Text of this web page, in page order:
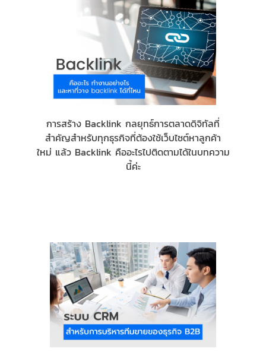
การสร้าง Backlink กลยุทธ์การตลาดดิจิทัลที่
สำคัญสำหรับทุกธุรกิจที่ต้องใช้เว็บไซต์หาลูกค้า
ใหม่ แล้ว Backlink คืออะไรไปติดตามได้ในบทความ
นี้ค่ะ